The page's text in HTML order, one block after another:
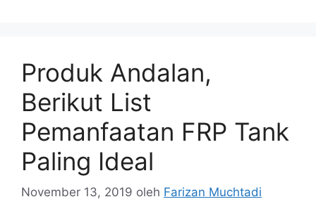
Produk Andalan,
Berikut List
Pemanfaatan FRP Tank
Paling Ideal
November 13, 2019 oleh Farizan Muchtadi